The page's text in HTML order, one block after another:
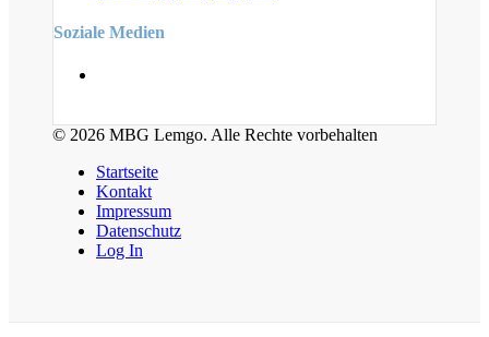
Soziale Medien
© 2026 MBG Lemgo. Alle Rechte vorbehalten
Startseite
Kontakt
Impressum
Datenschutz
Log In